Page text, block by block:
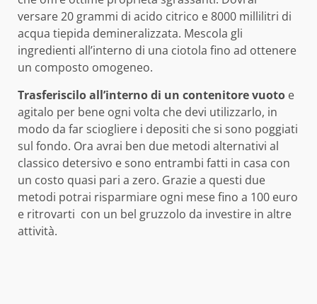
versare 20 grammi di acido citrico e 8000 millilitri di
acqua tiepida demineralizzata. Mescola gli
ingredienti all’interno di una ciotola fino ad ottenere
un composto omogeneo.
Trasferiscilo all’interno di un contenitore vuoto e
agitalo per bene ogni volta che devi utilizzarlo, in
modo da far sciogliere i depositi che si sono poggiati
sul fondo. Ora avrai ben due metodi alternativi al
classico detersivo e sono entrambi fatti in casa con
un costo quasi pari a zero. Grazie a questi due
metodi potrai risparmiare ogni mese fino a 100 euro
e ritrovarti con un bel gruzzolo da investire in altre
attività.